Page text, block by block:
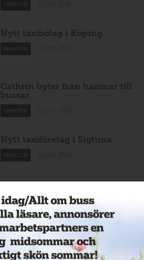
NYHETER
Nytt taxibolag i Köping
NYHETER
Cathrin byter från hamnar till
bussar
NYHETER
Nytt taxiföretag i Sigtuna
NYHETER
NYHETER 11 juni 2026
Taxibommar fick inte avsedd
effekt vid Lund C